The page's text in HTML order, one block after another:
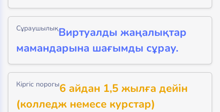
СұраушылықВиртуалды жаңалықтар
мамандарына шағымды сұрау.
Кіргіс порогы6 айдан 1,5 жылға дейін
(колледж немесе курстар)